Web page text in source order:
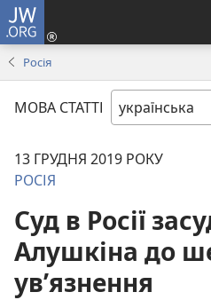
JW.ORG
Росія
МОВА СТАТТІ
13 ГРУДНЯ 2019 РОКУ
РОСІЯ
Суд в Росії
Алушкіна до
ув’язнення